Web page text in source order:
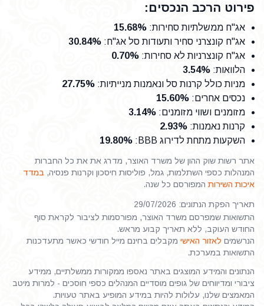
פירוט הרכב הנכסים:
אג"ח ממשלתיות סחירות:
15.68%
אג"ח קונצרני סחיר ותעודות סל אג"ח:
30.84%
אג"ח קונצרניות לא סחירות:
0.70%
הלוואות:
3.54%
מניות כולל קרנות סל ונאמנות מנייתיות:
27.75%
נכסים אחרים:
15.60%
מזומנים ושווי מזומנים:
3.14%
קרנות נאמנות:
2.93%
השקעות מתחת לדירוג BBB
:
19.80%
אתר רשות שוק ההון של משרד האוצר, מדרג את את כל החברות
המנהלות כספי השתלמות, גמל, פוליסות חיסכון וקרנות פנסיה, במדד
איכות השירות המפורסם כל שנה.
תאריך הפקת הנתונים: 29/07/2026
התשואות שמפרסם משרד האוצר, מפורסמות לציבור לקראת סוף
החודש העוקב, ללא תאריך קבוע מראש.
הנרשמים לאזור האישי מקבלים בחינם מייל חודשי כאשר מתעדכנות
התשואות במערכת.
הנתונים והמידע המוצגים באתר נאספו ממקורות ממשלתיים, ממידע
ציבורי ומדיווחים של גופים מוסדיים המנהלים כספי חוסכים - למרות מיטב
המאמצים שלנו, עלולות להיות במידע המופיע באתר טעויות.